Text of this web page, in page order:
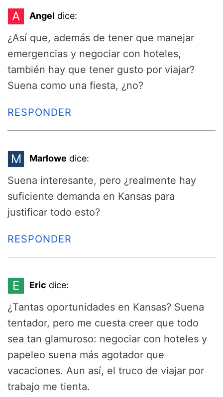
A Angel dice:
¿Así que, además de tener que manejar
emergencias y negociar con hoteles,
también hay que tener gusto por viajar?
Suena como una fiesta, ¿no?
RESPONDER
M Marlowe dice:
Suena interesante, pero ¿realmente hay
suficiente demanda en Kansas para
justificar todo esto?
RESPONDER
E Eric dice:
¿Tantas oportunidades en Kansas? Suena
tentador, pero me cuesta creer que todo
sea tan glamuroso: negociar con hoteles y
papeleo suena más agotador que
vacaciones. Aun así, el truco de viajar por
trabajo me tienta.